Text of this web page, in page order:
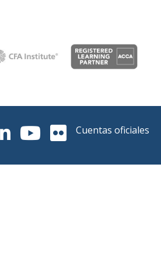
Cuentas oficiales